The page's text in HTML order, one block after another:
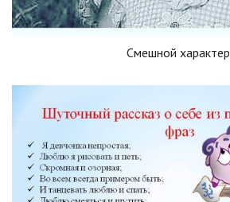
Смешной характер